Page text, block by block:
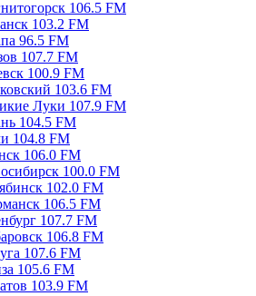
106.5 FM
103.2 FM
96.5 FM
107.7 FM
100.9 FM
103.6 FM
Луки 107.9 FM
104.5 FM
104.8 FM
106.0 FM
100.0 FM
102.0 FM
106.5 FM
107.7 FM
106.8 FM
107.6 FM
105.6 FM
103.9 FM